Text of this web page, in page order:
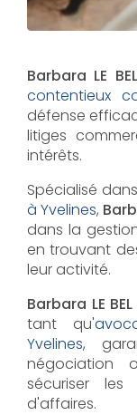
Barbara LE BEL
contentieux
défense
litiges
intérêts.
Spécialisé
à Yvelines,
dans la
en trouvant
leur activité.
Barbara LE BEL
tant qu'
Yvelines,
négociation
sécuriser
d'affaires.